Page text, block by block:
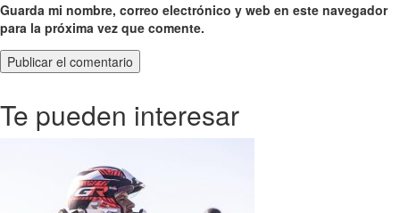
Guarda mi nombre, correo electrónico y web en este navegador
para la próxima vez que comente.
Te pueden interesar